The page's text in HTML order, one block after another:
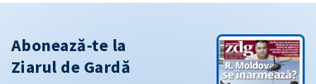
Abonează-te la
Ziarul de Gardă